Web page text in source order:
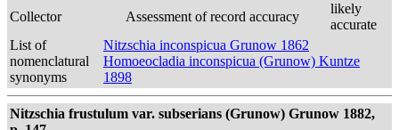
Collector
Assessment of record accuracy
likely
accurate
List of
nomenclatural
synonyms
Nitzschia inconspicua Grunow 1862
Homoeocladia inconspicua (Grunow) Kuntze
1898
Nitzschia frustulum var. subserians (Grunow) Grunow 1882,